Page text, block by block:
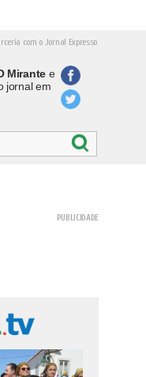
com o Jornal Expresso
Mirantee
jornal em